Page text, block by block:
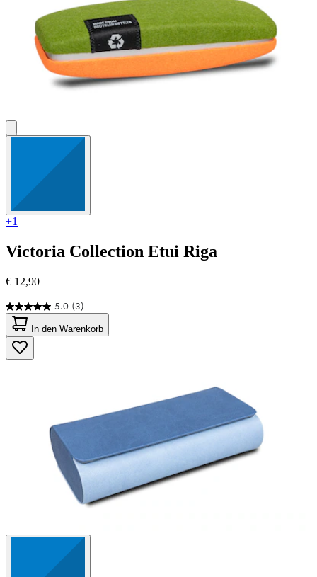
+1
Victoria Collection Etui Riga
€ 12,90
5.0 (3)
5.0
von
5
Sternen.
3
In den Warenkorb